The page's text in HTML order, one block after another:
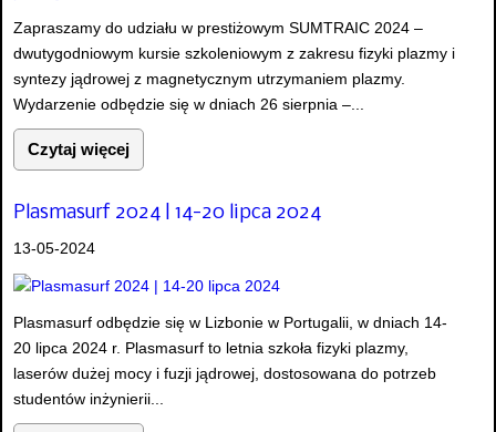
Zapraszamy do udziału w prestiżowym SUMTRAIC 2024 –
dwutygodniowym kursie szkoleniowym z zakresu fizyki plazmy i
syntezy jądrowej z magnetycznym utrzymaniem plazmy.
Wydarzenie odbędzie się w dniach 26 sierpnia –...
Czytaj więcej
Plasmasurf 2024 | 14-20 lipca 2024
13-05-2024
Plasmasurf odbędzie się w Lizbonie w Portugalii, w dniach 14-
20 lipca 2024 r. Plasmasurf to letnia szkoła fizyki plazmy,
laserów dużej mocy i fuzji jądrowej, dostosowana do potrzeb
studentów inżynierii...